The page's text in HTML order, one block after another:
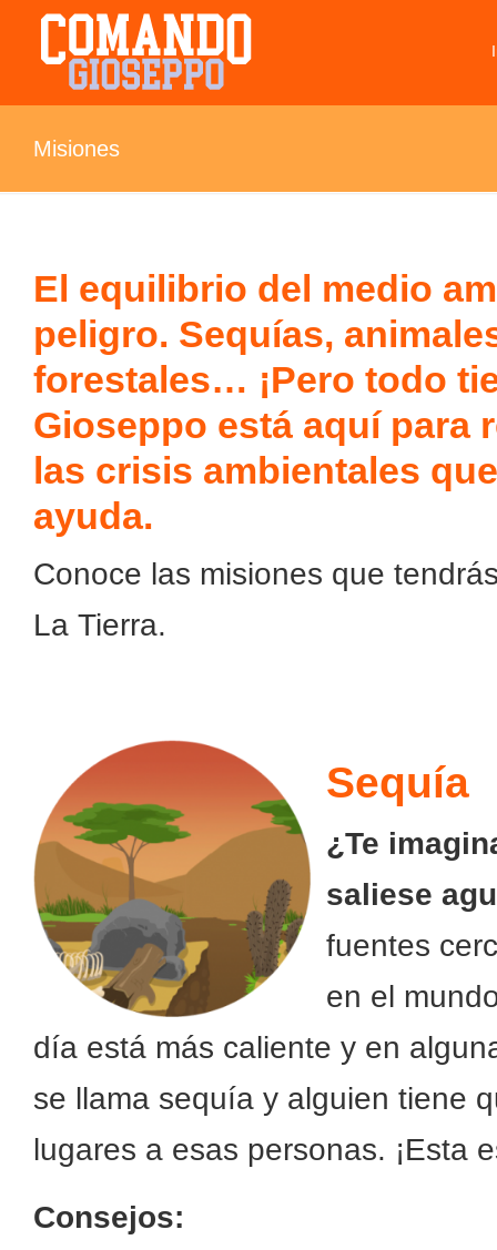
Misiones
El equilibrio del medio
peligro. Sequías,
forestales… ¡Pero todo
Gioseppo está aquí para
las crisis ambientales
ayuda.
Conoce las misiones que
La Tierra.
Sequía
¿Te
saliese
fuentes
en el
día está más caliente y en
se llama sequía y alguien tiene
lugares a esas personas. ¡Esta
Consejos: